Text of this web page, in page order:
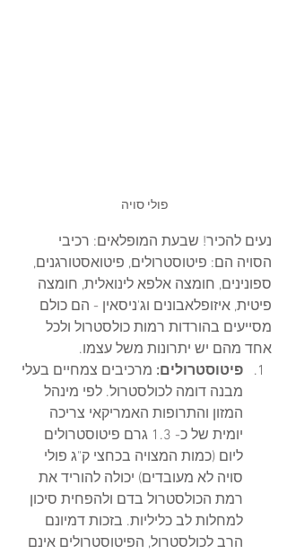
פולי סויה
נעים להכיר! שבעת המופלאים: רכיבי
הסויה הם: פיטוסטרולים, פיטואסטורגנים,
ספונינים, חומצה אלפא לינואלית, חומצה
פיטית, איזופלאבונים וג'ניסאין - הם כולם
מסייעים בהורדות רמות כולסטרול ולכל
אחד מהם יש יתרונות משל עצמו.
פיטוסטרולים: מרכיבים צמחיים בעלי
מבנה דומה לכולסטרול. לפי מינהל
המזון והתרופות האמריקאי צריכה
יומית של כ- 1.3 גרם פיטוסטרולים
ליום (כמות המצויה בכחצי ק"ג פולי
סויה לא מעובדים) יכולה להוריד את
רמת הכולסטרול בדם ולהפחית סיכון
למחלות לב כליליות. בזכות דמיונם
הרב לכולסטרול, הפיטוסטרולים אינם